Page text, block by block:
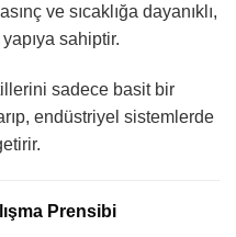
ve sıcaklığa dayanıklı,
sahiptir.
sadece basit bir
endüstriyel sistemlerde
Prensibi